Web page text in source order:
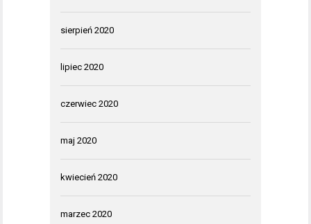
sierpień 2020
lipiec 2020
czerwiec 2020
maj 2020
kwiecień 2020
marzec 2020